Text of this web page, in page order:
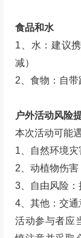
趣户外俱乐部
户不论大小均
将以【公众号
9、关于活
省外线路提前
注：订单
预订须知